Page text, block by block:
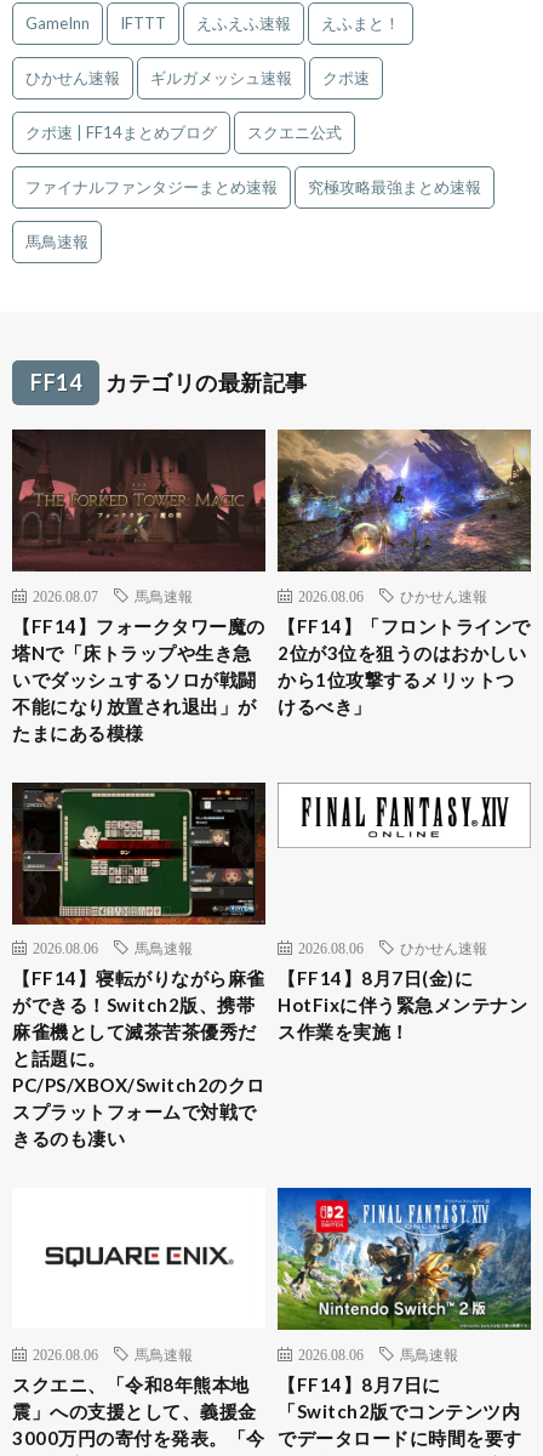
GameInn IFTTT えふえふ速報 えふまと！
ひかせん速報 ギルガメッシュ速報 クポ速
クポ速 | FF14まとめブログ スクエニ公式
ファイナルファンタジーまとめ速報 究極攻略最強まとめ速報
馬鳥速報
FF14 カテゴリの最新記事
2026.08.07 馬鳥速報
【FF14】フォークタワー魔の
塔Nで「床トラップや生き急
いでダッシュするソロが戦闘
不能になり放置され退出」が
たまにある模様
2026.08.06 ひかせん速報
【FF14】「フロントラインで
2位が3位を狙うのはおかしい
から1位攻撃するメリットつ
けるべき」
2026.08.06 馬鳥速報
【FF14】寝転がりながら麻雀
ができる！Switch2版、携帯
麻雀機として滅茶苦茶優秀だ
と話題に。
PC/PS/XBOX/Switch2のクロ
スプラットフォームで対戦で
きるのも凄い
2026.08.06 ひかせん速報
【FF14】8月7日(金)に
HotFixに伴う緊急メンテナン
ス作業を実施！
2026.08.06 馬鳥速報
スクエニ、「令和8年熊本地
震」への支援として、義援金
3000万円の寄付を発表。「今
2026.08.06 馬鳥速報
【FF14】8月7日に
「Switch2版でコンテンツ内
でデータロードに時間を要す